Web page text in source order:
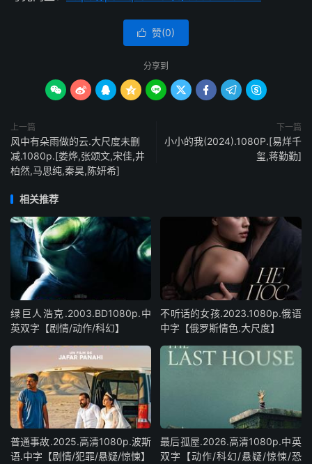
 赞(0)
分享到
        
上一篇
风中有朵雨做的云.大尺度未删
减.1080p.[娄烨,张颂文,宋佳,井
柏然,马思纯,秦昊,陈妍希]
下一篇
小小的我(2024).1080P.[易烊千
玺,蒋勤勤]
相关推荐
绿巨人浩克.2003.BD1080p.中
英双字【剧情/动作/科幻】
不听话的女孩.2023.1080p.俄语
中字【俄罗斯情色.大尺度】
普通事故.2025.高清1080p.波斯
语.中字【剧情/犯罪/悬疑/惊悚】
最后孤屋.2026.高清1080p.中英
双字【动作/科幻/悬疑/惊悚/恐